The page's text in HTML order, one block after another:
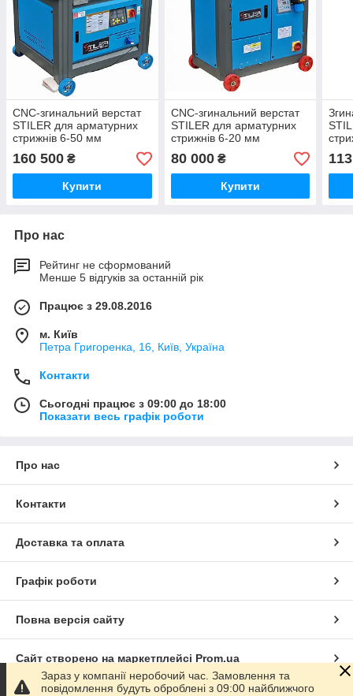
CNC-згинальний верстат
STILER для арматурних
стрижнів 6-50 мм
160 500 ₴
Купити
CNC-згинальний верстат
STILER для арматурних
стрижнів 6-20 мм
80 000₴
Купити
Про нас
Рейтинг не сформований
Менше 5 відгуків за останній рік
Працює з 29.08.2016
м. Київ
Петра Григоренка, 16, Київ, Україна
Контакти
Сьогодні працює з 09:00 до 18:00
Показати весь графік роботи
Про нас
Контакти
Доставка та оплата
Графік роботи
Повна версія сайту
Сайт створено на маркетплейсі Prom.ua
Зараз у компанії неробочий час. Замовлення та
повідомлення будуть оброблені з 09:00 найближчого